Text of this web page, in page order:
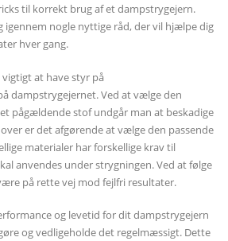
til korrekt brug af et dampstrygejern.
igennem nogle nyttige råd, der vil hjælpe dig
hver gang.
at have styr på
dampstrygejernet. Ved at vælge den
pågældende stof undgår man at beskadige
er det afgørende at vælge den passende
materialer har forskellige krav til
anvendes under strygningen. Ved at følge
på rette vej mod fejlfri resultater.
og levetid for dit dampstrygejern
og vedligeholde det regelmæssigt. Dette